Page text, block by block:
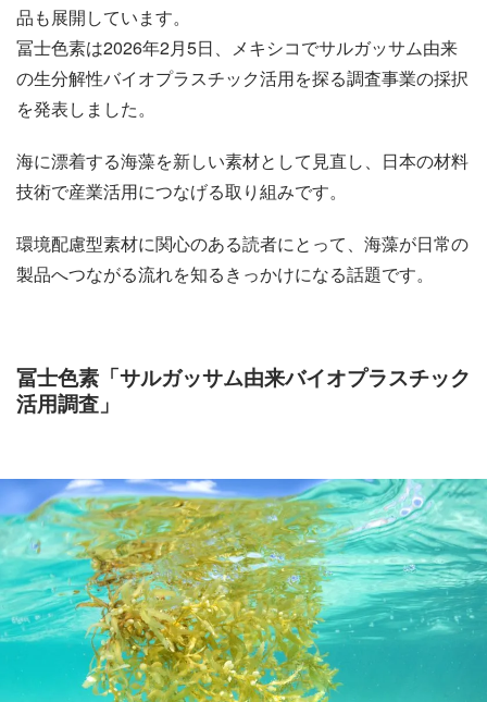
品も展開しています。
冨士色素は2026年2月5日、メキシコでサルガッサム由来
の生分解性バイオプラスチック活用を探る調査事業の採択
を発表しました。
海に漂着する海藻を新しい素材として見直し、日本の材料
技術で産業活用につなげる取り組みです。
環境配慮型素材に関心のある読者にとって、海藻が日常の
製品へつながる流れを知るきっかけになる話題です。
冨士色素「サルガッサム由来バイオプラスチック
活用調査」